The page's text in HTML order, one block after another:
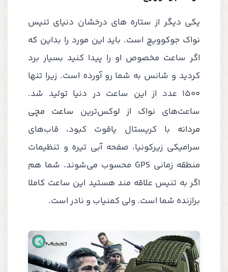
یکی دیگر از ستاره های درخشان دنیای تنیس
نواک جوکوویچ است. باید این مورد را بداین که
اگر ساعت مخصوص او را پیدا کنید بسیار برد
کردید و شانس به شما رو آورده است. زیرا تنها
1500 عدد از این ساعت در دنیا تولید شد.
ساعت‌های نواک از لوکس‌ترین ساعت مچی
مردانه با کریستال یاقوت کبود، قاب‌های
سرامیکی زیرکونیا، صفحه آبی تیره و تنظیمات
منطقه زمانی GPS محسوب می‌شوند. شما هم
اگر به تنیس علاقه مند هستید این ساعت کاملا
برازنده شما است. ولی کمنیاب و نادر است.